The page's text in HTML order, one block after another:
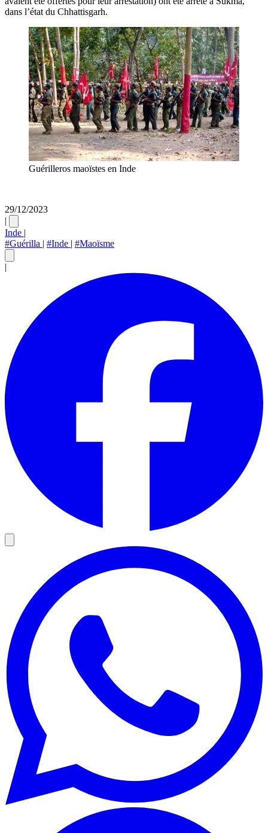
dans l’état du Chhattisgarh.
Guérilleros maoïstes en Inde
29/12/2023
|
Inde |
#Guérilla | #Inde | #Maoïsme
|